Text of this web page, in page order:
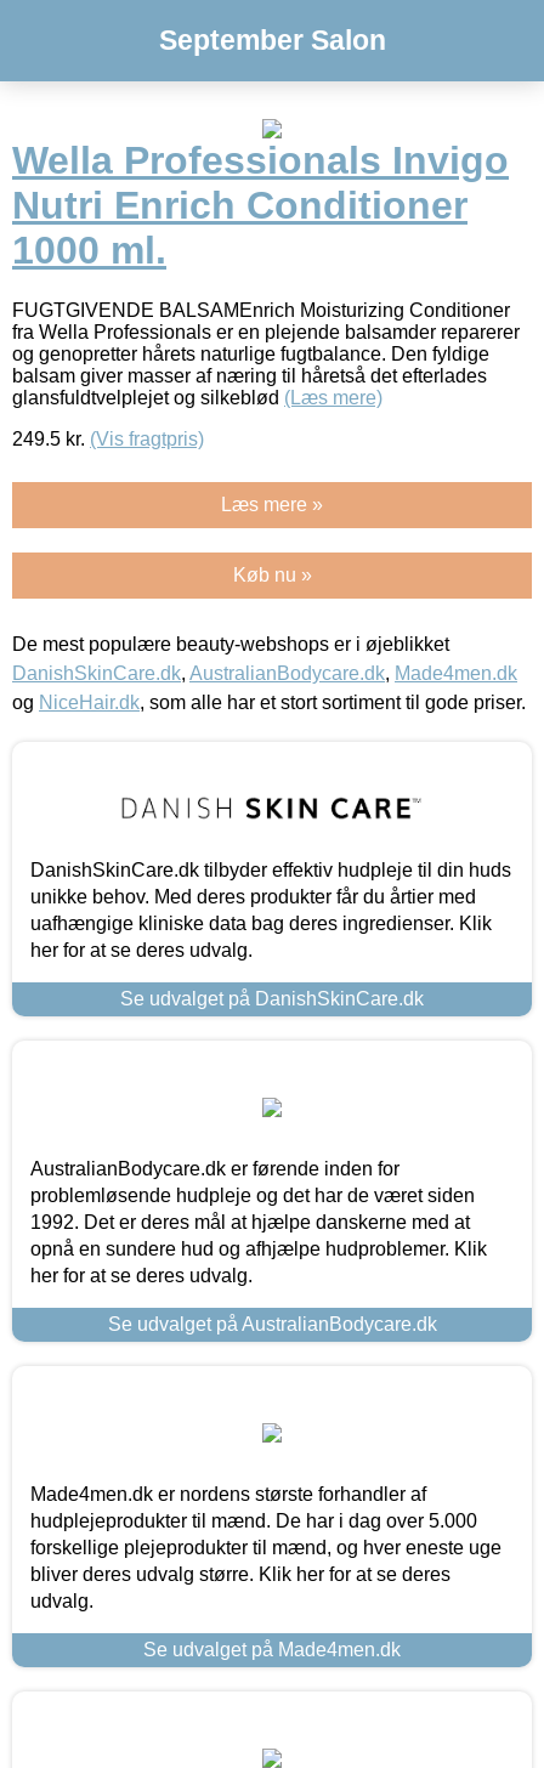
September Salon
Wella Professionals Invigo
Nutri Enrich Conditioner
1000 ml.
FUGTGIVENDE BALSAMEnrich Moisturizing Conditioner
fra Wella Professionals er en plejende balsamder reparerer
og genopretter hårets naturlige fugtbalance. Den fyldige
balsam giver masser af næring til håretså det efterlades
glansfuldtvelplejet og silkeblød (Læs mere)
249.5 kr. (Vis fragtpris)
Læs mere »
Køb nu »
De mest populære beauty-webshops er i øjeblikket
DanishSkinCare.dk, AustralianBodycare.dk, Made4men.dk
og NiceHair.dk, som alle har et stort sortiment til gode priser.
DanishSkinCare.dk tilbyder effektiv hudpleje til din huds
unikke behov. Med deres produkter får du årtier med
uafhængige kliniske data bag deres ingredienser. Klik
her for at se deres udvalg.
Se udvalget på DanishSkinCare.dk
AustralianBodycare.dk er førende inden for
problemløsende hudpleje og det har de været siden
1992. Det er deres mål at hjælpe danskerne med at
opnå en sundere hud og afhjælpe hudproblemer. Klik
her for at se deres udvalg.
Se udvalget på AustralianBodycare.dk
Made4men.dk er nordens største forhandler af
hudplejeprodukter til mænd. De har i dag over 5.000
forskellige plejeprodukter til mænd, og hver eneste uge
bliver deres udvalg større. Klik her for at se deres
udvalg.
Se udvalget på Made4men.dk